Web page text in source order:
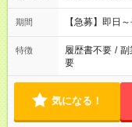
期間 【急募】即日
特徴 履歴書不要 / 副
要
気になる！